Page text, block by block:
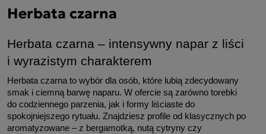
Herbata czarna
Herbata czarna – intensywny napar z liści
i wyrazistym charakterem
Herbata czarna to wybór dla osób, które lubią zdecydowany
smak i ciemną barwę naparu. W ofercie są zarówno torebki
do codziennego parzenia, jak i formy liściaste do
spokojniejszego rytuału. Znajdziesz profile od klasycznych po
aromatyzowane – z bergamotką, nutą cytryny czy